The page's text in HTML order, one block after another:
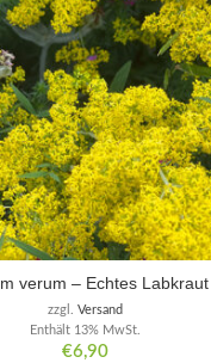
verum – Echtes Labkraut
€6,90
Enthält 13% MwSt.
zzgl. Versand